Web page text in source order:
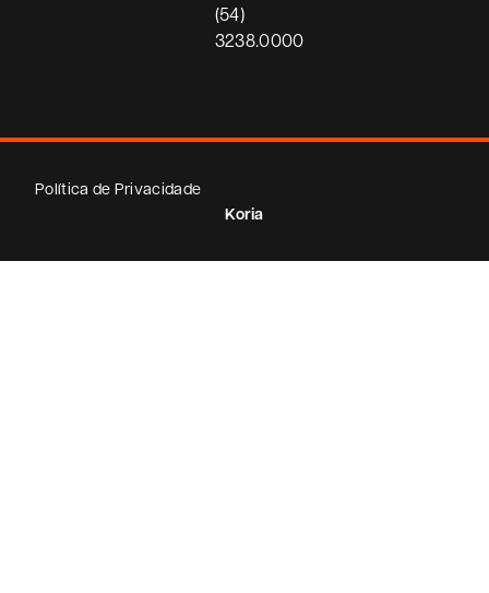
(54)
3238.0000
Política de Privacidade
Koria